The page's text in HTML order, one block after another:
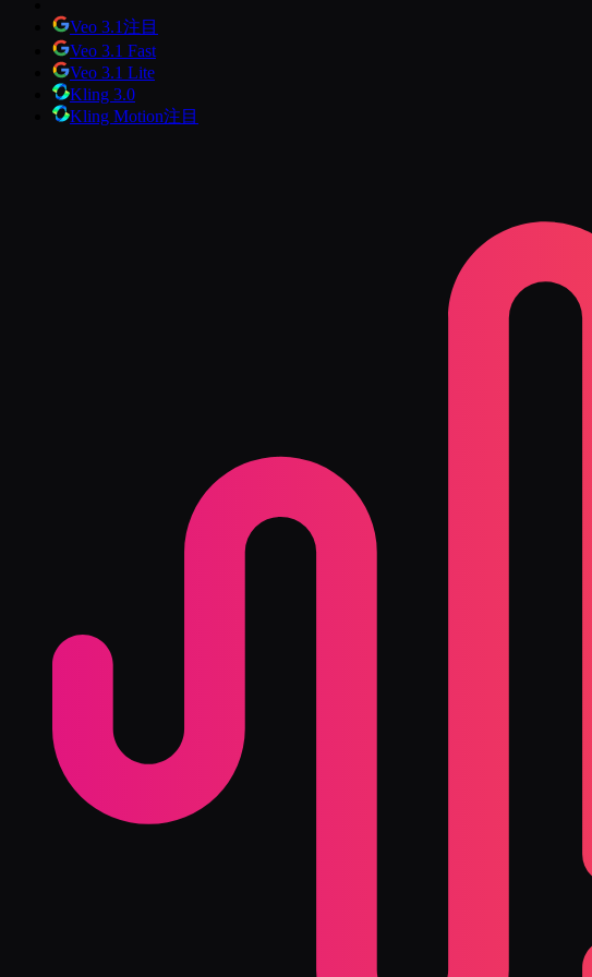
Veo 3.1注目
Veo 3.1 Fast
Veo 3.1 Lite
Kling 3.0
Kling Motion注目